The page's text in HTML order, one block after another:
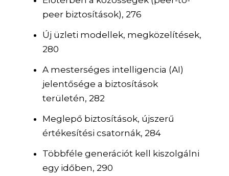
peer biztosítások), 276
Új üzleti modellek, megközelítések,
280
A mesterséges intelligencia (AI)
jelentősége a biztosítások
területén, 282
Meglepő biztosítások, újszerű
értékesítési csatornák, 284
Többféle generációt kell kiszolgálni
egy időben, 290